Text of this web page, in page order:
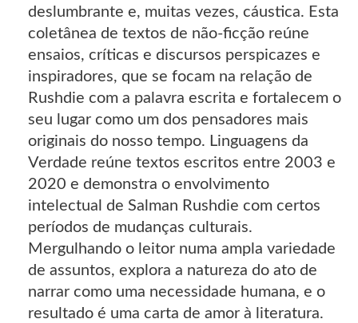
deslumbrante e, muitas vezes, cáustica. Esta
coletânea de textos de não-ficção reúne
ensaios, críticas e discursos perspicazes e
inspiradores, que se focam na relação de
Rushdie com a palavra escrita e fortalecem o
seu lugar como um dos pensadores mais
originais do nosso tempo. Linguagens da
Verdade reúne textos escritos entre 2003 e
2020 e demonstra o envolvimento
intelectual de Salman Rushdie com certos
períodos de mudanças culturais.
Mergulhando o leitor numa ampla variedade
de assuntos, explora a natureza do ato de
narrar como uma necessidade humana, e o
resultado é uma carta de amor à literatura.